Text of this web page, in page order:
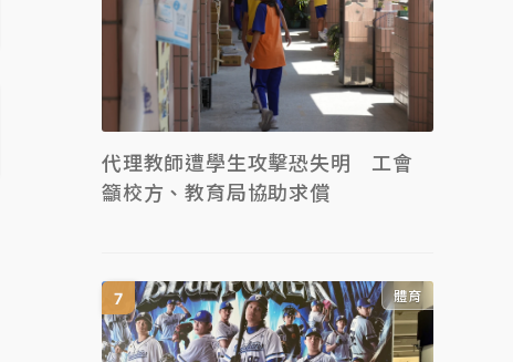
代理教師遭學生攻擊恐失明 工會
籲校方、教育局協助求償
體育